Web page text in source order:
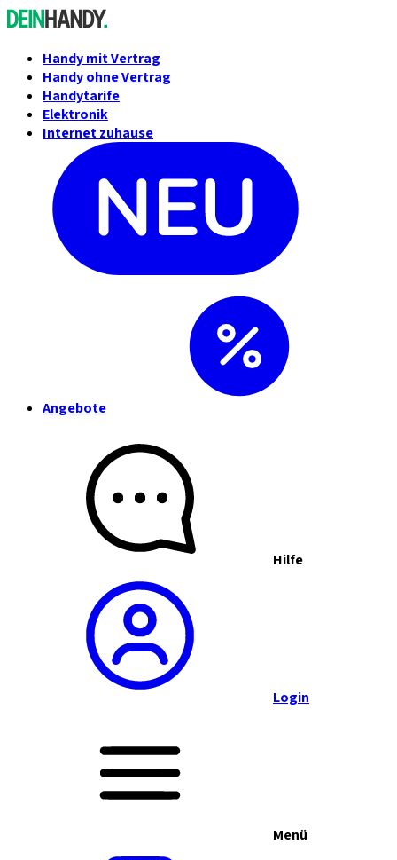
Handy mit Vertrag
Handy ohne Vertrag
Handytarife
Elektronik
Internet zuhause
Angebote
Hilfe
Login
Menü